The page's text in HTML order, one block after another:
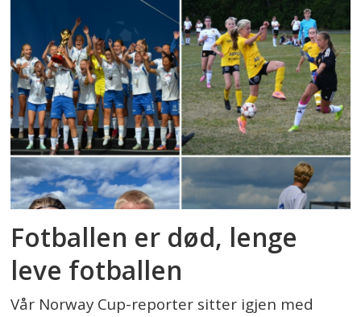
Fotballen er død, lenge
leve fotballen
Vår Norway Cup-reporter sitter igjen med